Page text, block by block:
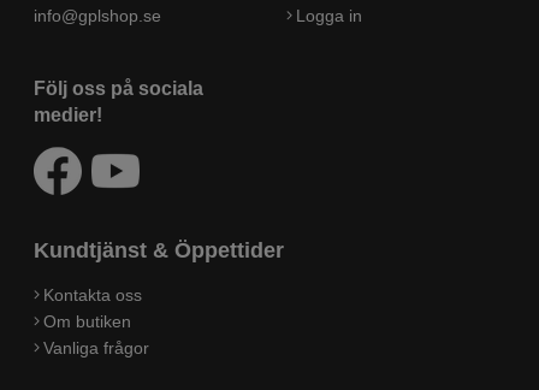
info@gplshop.se
Följ oss på sociala
medier!
Logga in
Kundtjänst & Öppettider
Kontakta oss
Om butiken
Vanliga frågor